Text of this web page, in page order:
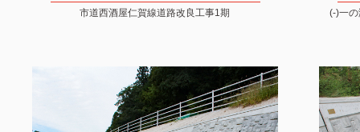
市道西酒屋仁賀線道路改良工事1期 (-)一